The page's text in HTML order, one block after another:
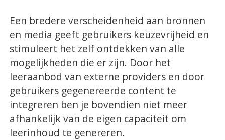
Een bredere verscheidenheid aan bronnen
en media geeft gebruikers keuzevrijheid en
stimuleert het zelf ontdekken van alle
mogelijkheden die er zijn. Door het
leeraanbod van externe providers en door
gebruikers gegenereerde content te
integreren ben je bovendien niet meer
afhankelijk van de eigen capaciteit om
leerinhoud te genereren.